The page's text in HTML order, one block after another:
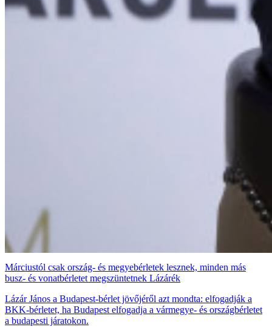
Márciustól csak ország- és megyebérletek lesznek, minden más
busz- és vonatbérletet megszüntetnek Lázárék
Lázár János a Budapest-bérlet jövőjéről azt mondta: elfogadják a
BKK-bérletet, ha Budapest elfogadja a vármegye- és országbérletet
a budapesti járatokon.